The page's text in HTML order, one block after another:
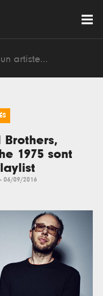
Brothers,
1975 sont
06/09/2016